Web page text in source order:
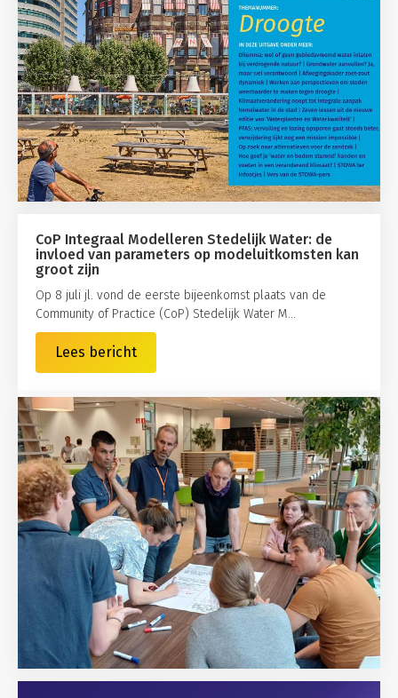
CoP Integraal Modelleren Stedelijk Water: de
invloed van parameters op modeluitkomsten kan
groot zijn
Op 8 juli jl. vond de eerste bijeenkomst plaats van de
Community of Practice (CoP) Stedelijk Water M...
Lees bericht